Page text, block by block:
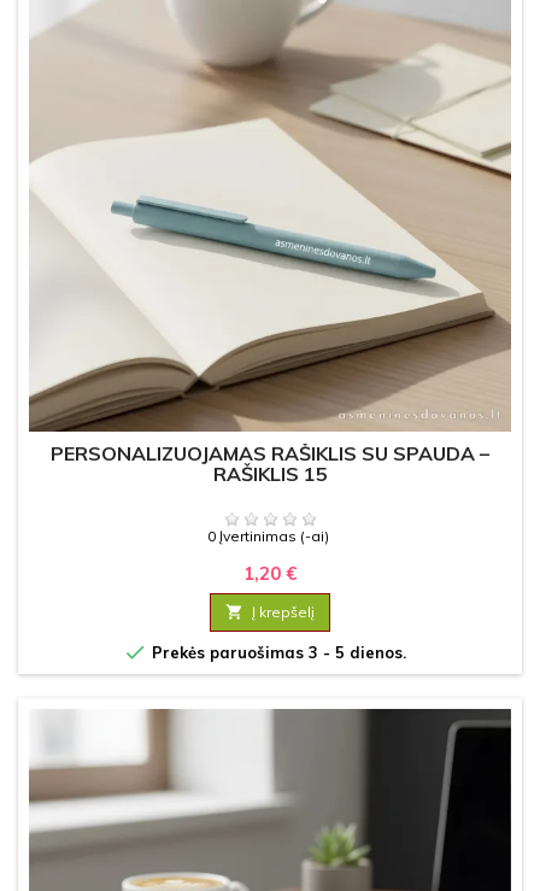
PERSONALIZUOJAMAS RAŠIKLIS SU SPAUDA –
RAŠIKLIS 15
0 Įvertinimas (-ai)
1,20 €
 Į krepšelį
 Prekės paruošimas 3 - 5 dienos.